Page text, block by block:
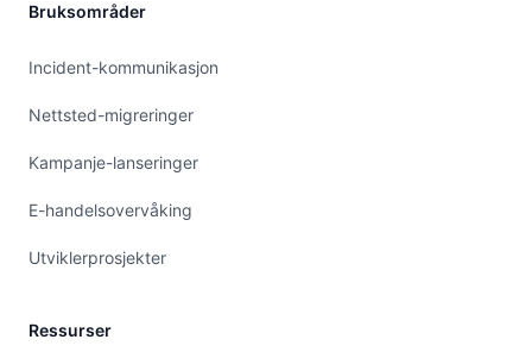
Bruksområder
Incident-kommunikasjon
Nettsted-migreringer
Kampanje-lanseringer
E-handelsovervåking
Utviklerprosjekter
Ressurser